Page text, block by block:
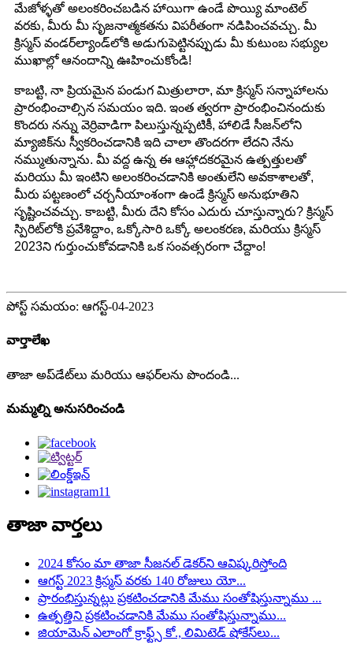
మేజోళ్ళతో అలంకరించబడిన హాయిగా ఉండే పొయ్యి మాంటెల్
వరకు, మీరు మీ సృజనాత్మకతను విపరీతంగా నడిపించవచ్చు. మీ
క్రిస్మస్ వండర్‌ల్యాండ్‌లోకి అడుగుపెట్టినప్పుడు మీ కుటుంబ సభ్యుల
ముఖాల్లో ఆనందాన్ని ఊహించుకోండి!
కాబట్టి, నా ప్రియమైన పండుగ మిత్రులారా, మా క్రిస్మస్ సన్నాహాలను
ప్రారంభించాల్సిన సమయం ఇది. ఇంత త్వరగా ప్రారంభించినందుకు
కొందరు నన్ను వెర్రివాడిగా పిలుస్తున్నప్పటికీ, హాలిడే సీజన్‌లోని
మ్యాజిక్‌ను స్వీకరించడానికి ఇది చాలా తొందరగా లేదని నేను
నమ్ముతున్నాను. మీ వద్ద ఉన్న ఈ ఆహ్లాదకరమైన ఉత్పత్తులతో
మరియు మీ ఇంటిని అలంకరించడానికి అంతులేని అవకాశాలతో,
మీరు పట్టణంలో చర్చనీయాంశంగా ఉండే క్రిస్మస్ అనుభూతిని
సృష్టించవచ్చు. కాబట్టి, మీరు దేని కోసం ఎదురు చూస్తున్నారు? క్రిస్మస్
స్పిరిట్‌లోకి ప్రవేశిద్దాం, ఒక్కోసారి ఒక్కో అలంకరణ, మరియు క్రిస్మస్
2023ని గుర్తుంచుకోవడానికి ఒక సంవత్సరంగా చేద్దాం!
పోస్ట్ సమయం: ఆగస్ట్-04-2023
వార్తాలేఖ
తాజా అప్‌డేట్‌లు మరియు ఆఫర్‌లను పొందండి...
మమ్మల్ని అనుసరించండి
తాజా వార్తలు
2024 కోసం మా తాజా సీజనల్ డెకర్‌ని ఆవిష్కరిస్తోంది
ఆగస్ట్ 2023 క్రిస్మస్ వరకు 140 రోజులు యో...
ప్రారంభిస్తున్నట్లు ప్రకటించడానికి మేము సంతోషిస్తున్నాము ...
ఉత్పత్తిని ప్రకటించడానికి మేము సంతోషిస్తున్నాము...
జియామెన్ ఎలాంగో క్రాఫ్ట్స్ కో., లిమిటెడ్ షోకేస్‌లు...